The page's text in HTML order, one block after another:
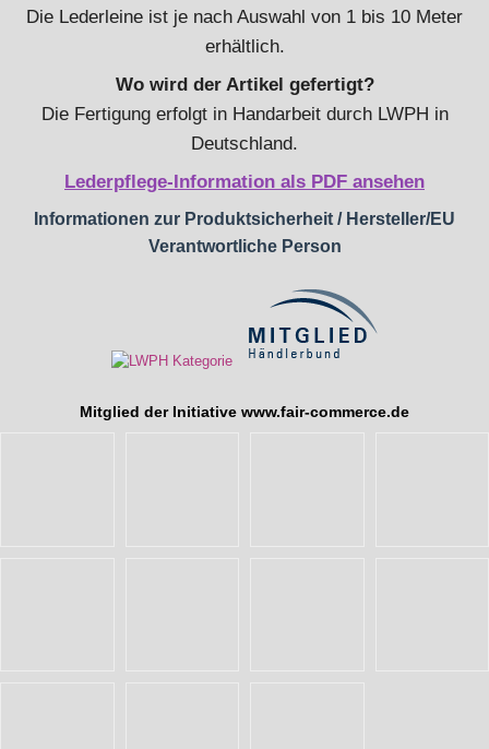
Die Lederleine ist je nach Auswahl von 1 bis 10 Meter
erhältlich.
Wo wird der Artikel gefertigt?
Die Fertigung erfolgt in Handarbeit durch LWPH in
Deutschland.
Lederpflege-Information als PDF ansehen
Informationen zur Produktsicherheit / Hersteller/EU
Verantwortliche Person
Mitglied der Initiative www.fair-commerce.de